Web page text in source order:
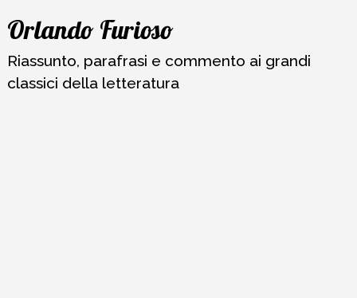
Vai
contenuto
Orlando Furioso
Riassunto, parafrasi e commento ai grandi
classici della letteratura